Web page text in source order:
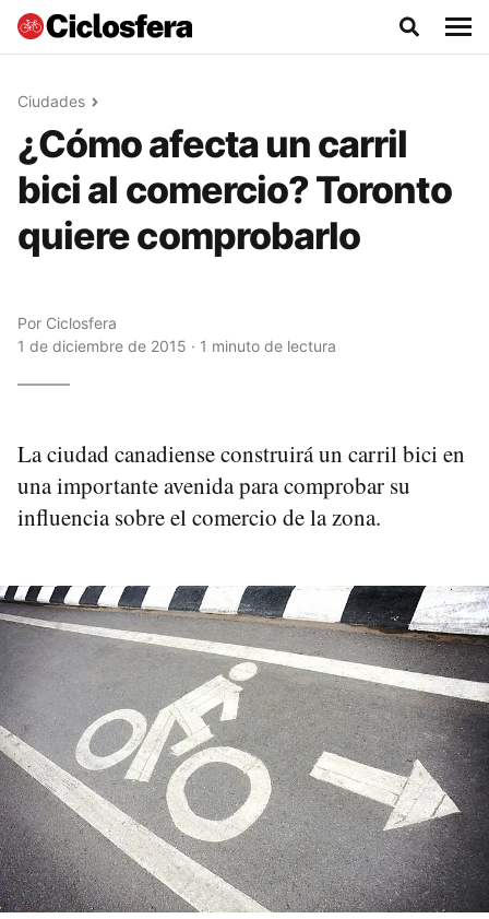
Ciudades
¿Cómo afecta un carril
bici al comercio? Toronto
quiere comprobarlo
Por Ciclosfera
1 de diciembre de 2015 · 1 minuto de lectura
La ciudad canadiense construirá un carril bici en
una importante avenida para comprobar su
influencia sobre el comercio de la zona.